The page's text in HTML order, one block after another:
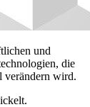
und
die
verändern wird.